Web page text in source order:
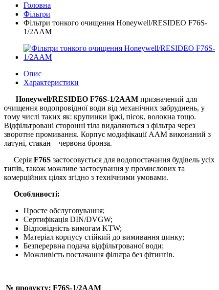
Головна
Фільтри
Фільтри тонкого очищення Honeywell/RESIDEO F76S-
1/2AAM
Опис
Характеристики
Honeywell/RESIDEO F76S-1/2AAM призначений для
очищення водопровідної води від механічних забруднень, у
тому числі таких як: крупинки іржі, пісок, волокна тощо.
Відфільтровані сторонні тіла видаляються з фільтра через
зворотне промивання. Корпус модифікації AAM виконаний з
латуні, стакан – червона бронза.
Серія F76S застосовується для водопостачання будівель усіх
типів, також можливе застосування у промислових та
комерційних цілях згідно з технічними умовами.
Особливості:
Просте обслуговування;
Сертифікація DIN/DVGW;
Відповідність вимогам KTW;
Матеріал корпусу стійкий до вимивання цинку;
Безперервна подача відфільтрованої води;
Можливість постачання фільтра без фітингів.
№ продукту: F76S-1/2AAM